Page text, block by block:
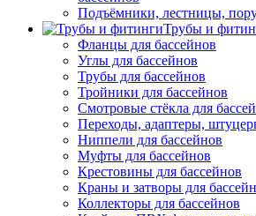
Подъёмники, лестницы,
Трубы и
Фланцы для бассейнов
Углы для бассейнов
Трубы для бассейнов
Тройники для бассейнов
Смотровые стёкла для
Переходы, адаптеры,
Ниппели для бассейнов
Муфты для бассейнов
Крестовины для бассейнов
Краны и затворы для
Коллекторы для бассейнов